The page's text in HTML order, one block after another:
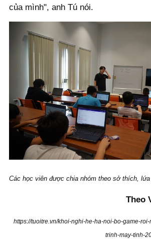
của mình", anh Tú nói.
Các học viên được chia nhóm theo sở thích,
Theo
https://tuoitre.vn/khoi-nghi-he-ha-noi-bo-game-
trinh-may-tinh-